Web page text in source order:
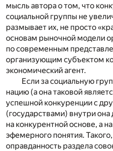
мысль автора о том, что
социальной группы не
размывает их, не просто
основам рыночной модели
по современным
организующим субъектом
экономический агент.
Если за социальную
нацию (а она таковой
успешной конкуренции с
(государствами) внутри
на конкурентной основе, а
эфемерного понятия.
оправданность раздела